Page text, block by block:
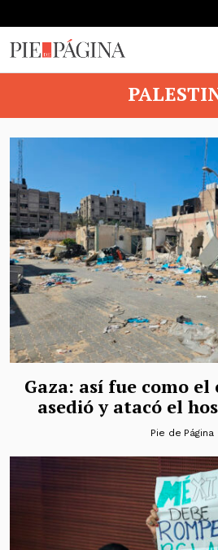
Gaza: así fue como
asedió y atacó el
Pie de Página